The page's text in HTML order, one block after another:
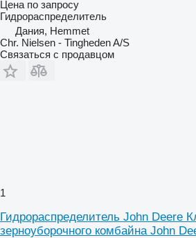
Цена по запросу
Гидрораспределитель
Дания, Hemmet
Chr. Nielsen - Tingheden A/S
Связаться с продавцом
1
Гидрораспределитель John Deere
зерноуборочного комбайна John